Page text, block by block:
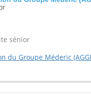
sénior
du Groupe Méderic